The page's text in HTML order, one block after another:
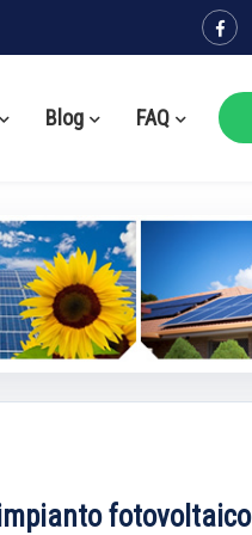
Blog FAQ
fotovoltaico